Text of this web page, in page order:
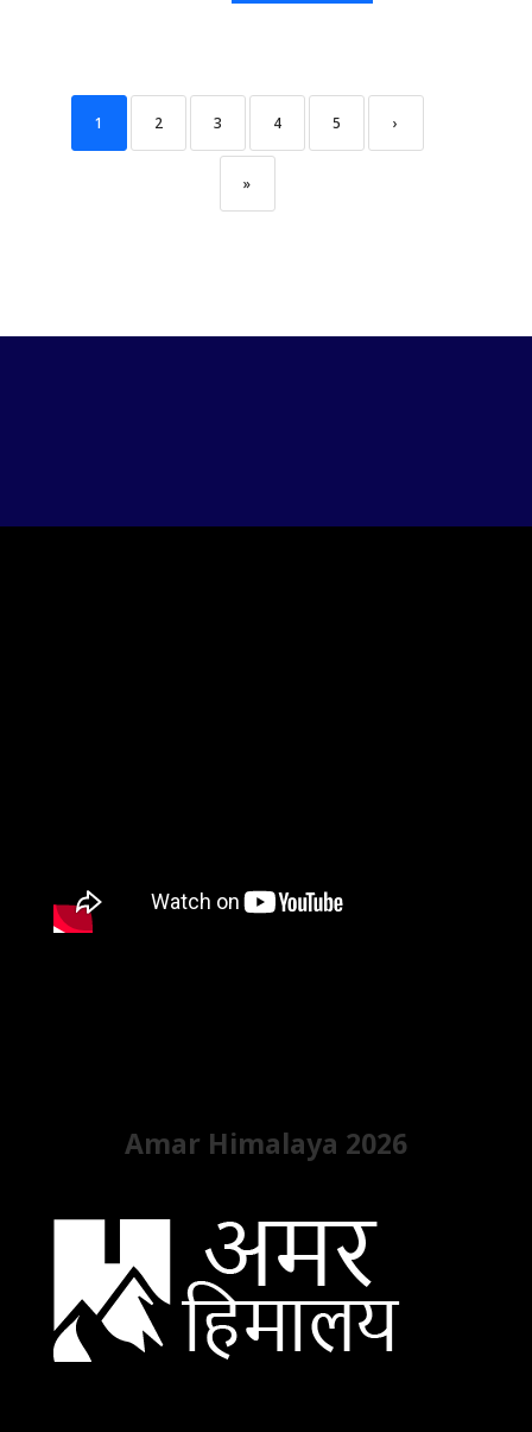
1 2 3 4 5 ›
»
Amar Himalaya 2026